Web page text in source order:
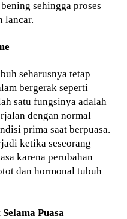
sehingga proses
lancar.
seharusnya tetap
bergerak seperti
satu fungsinya adalah
dengan normal
prima saat berpuasa.
ketika seseorang
karena perubahan
dan hormonal tubuh
Puasa